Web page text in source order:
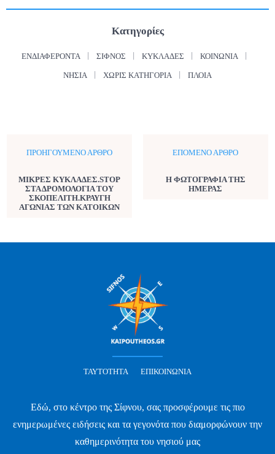
Κατηγορίες
ΕΝΔΙΑΦΈΡΟΝΤΑ ΣΊΦΝΟΣ ΚΥΚΛΆΔΕΣ ΚΟΙΝΩΝΊΑ
ΝΗΣΙΆ ΧΩΡΊΣ ΚΑΤΗΓΟΡΊΑ ΠΛΟΊΑ
ΠΡΟΗΓΟΎΜΕΝΟ ΆΡΘΡΟ
ΜΙΚΡΕΣ ΚΥΚΛΑΔΕΣ.STOP
ΣΤΑ ΔΡΟΜΟΛΟΓΙΑ ΤΟΥ
ΣΚΟΠΕΛΙΤΗ.ΚΡΑΥΓΗ
ΑΓΩΝΙΑΣ ΤΩΝ ΚΑΤΟΙΚΩΝ
ΕΠΌΜΕΝΟ ΆΡΘΡΟ
Η ΦΩΤΟΓΡΑΦΙΑ ΤΗΣ
ΗΜΕΡΑΣ
ΤΑΥΤΌΤΗΤΑ ΕΠΙΚΟΙΝΩΝΊΑ
Εδώ, στο κέντρο της Σίφνου, σας προσφέρουμε τις πιο
ενημερωμένες ειδήσεις και τα γεγονότα που διαμορφώνουν την
καθημερινότητα του νησιού μας